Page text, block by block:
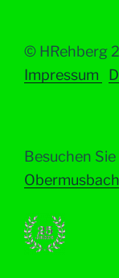
© HRehberg
Impressum
Besuchen